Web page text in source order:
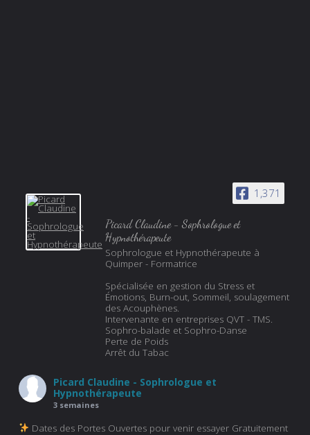
1,371
Picard Claudine - Sophrologue et
Hypnothérapeute
Sophrologue et Hypnothérapeute à
Quimper - Formatrice
Spécialisée en gestion du Stress et
Émotions, Burn-out, Sommeil, soulagement
des Acouphènes.
Intervenante en entreprises QVT - TMS.
Sophro-balade et Sophro-Danse
Perte de Poids
Arrêt du Tabac
Picard Claudine - Sophrologue et
Hypnothérapeute
3 semaines
Dates des Portes Ouvertes pour venir essayer Gratuitement